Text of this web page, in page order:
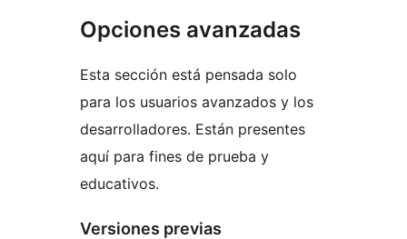
Opciones avanzadas
Esta sección está pensada solo
para los usuarios avanzados y los
desarrolladores. Están presentes
aquí para fines de prueba y
educativos.
Versiones previas